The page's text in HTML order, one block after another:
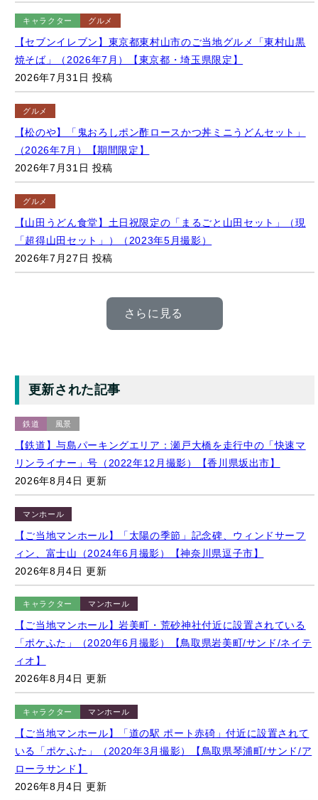
更新された記事
【鉄道】与島パーキングエリア：瀬戸大橋を走行中の「快速マ
リンライナー」号（2022年12月撮影）【香川県坂出市】
2026年8月4日 更新
【ご当地マンホール】「太陽の季節」記念碑、ウィンドサーフ
ィン、富士山（2024年6月撮影）【神奈川県逗子市】
2026年8月4日 更新
「ポケふた」（2020年6月撮影）【鳥取県岩美町/サンド/ネイテ
【ご当地マンホール】「道の駅 ポート赤碕」付近に設置されて
いる「ポケふた」（2020年3月撮影）【鳥取県琴浦町/サンド/ア
ローラサンド】
2026年8月4日 更新
キャラクター イベント
【ゆるキャラ】海水浴場「キララビーチ」の海開きイベントに
参加する「しまねっこ」（2022年6月5日）【島根県出雲市】
2026年8月4日 更新
風景
【観光名所】日本海の絶景とともに望む「波しぐれ三度笠」と
「菊港」（2020年6月撮影）【鳥取県琴浦町】
2026年8月4日 更新
マンホール
【道の駅】日本海と線路の見事なコラボレーション：「道の駅
ゆうひパーク三隅」（2022年8月）【島根県浜田市】
2026年8月4日 更新
キャラクター マンホール
【ご当地マンホール】鷲羽山第二展望台内「ポケふた」周辺の
様子（2022年1月撮影）【岡山県倉敷市/ルカリオ】